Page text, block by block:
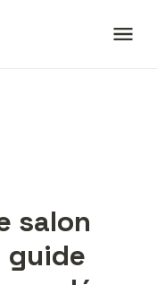
salon
guide